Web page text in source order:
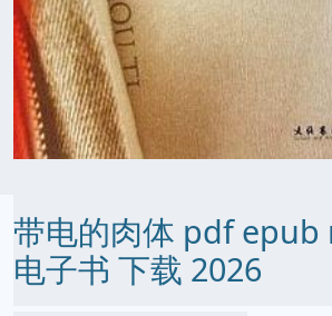
带电的肉体 pdf
电子书 下载 2026